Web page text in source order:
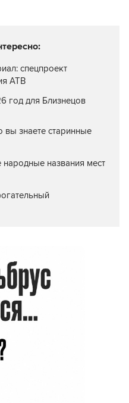
спецпроект
АТВ
год для Близнецов
вы знаете старинные
народные названия мест